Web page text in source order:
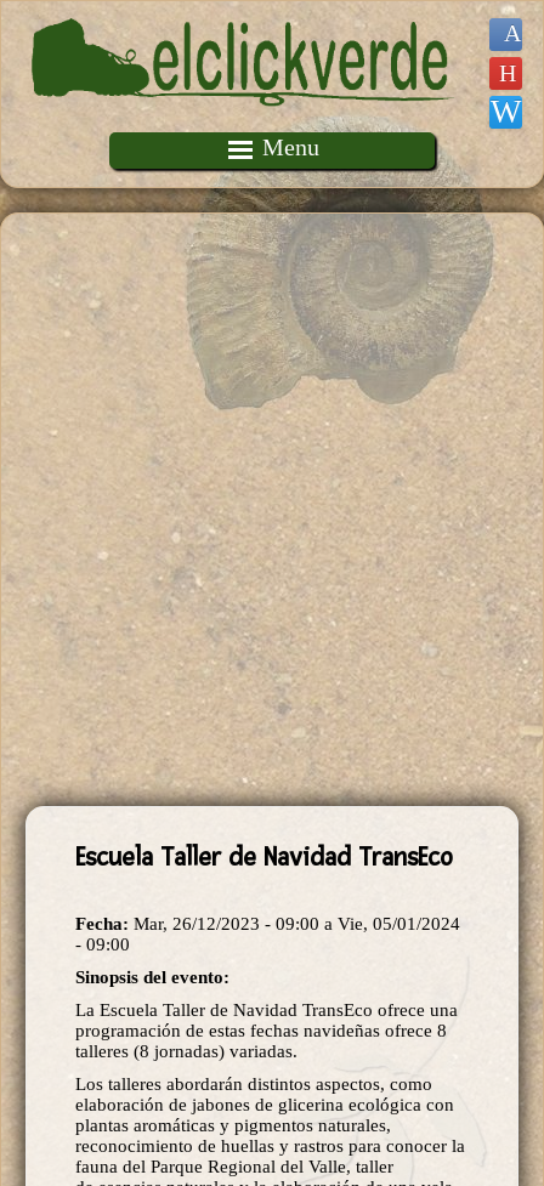
Pasar al contenido principal
Menu
Escuela Taller de Navidad TransEco
Fecha: Mar, 26/12/2023 - 09:00 a Vie, 05/01/2024
- 09:00
Sinopsis del evento:
La Escuela Taller de Navidad TransEco ofrece una
programación de estas fechas navideñas ofrece 8
talleres (8 jornadas) variadas.
Los talleres abordarán distintos aspectos, como
elaboración de jabones de glicerina ecológica con
plantas aromáticas y pigmentos naturales,
reconocimiento de huellas y rastros para conocer la
fauna del Parque Regional del Valle, taller